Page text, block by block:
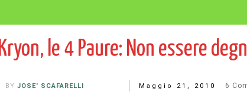
Kryon, le 4 Paure: Non essere
BYJOSE' SCAFARELLI Maggio 21, 2010 6